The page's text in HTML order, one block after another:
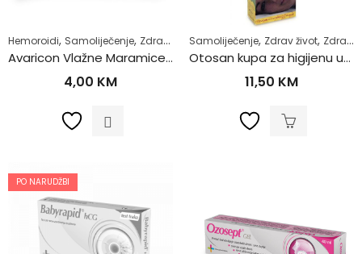
Hemoroidi, Samoliječenje, Zdrav život
Avaricon Vlažne Maramice a20
4,00 KM
Samoliječenje, Zdrav život, Zdravlje uha
Otosan kupa za higijenu uha
11,50 KM
PO NARUDŽBI